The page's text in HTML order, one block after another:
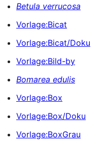
Betula verrucosa
Vorlage:Bicat
Vorlage:Bicat/Doku
Vorlage:Bild-by
Bomarea edulis
Vorlage:Box
Vorlage:Box/Doku
Vorlage:BoxGrau